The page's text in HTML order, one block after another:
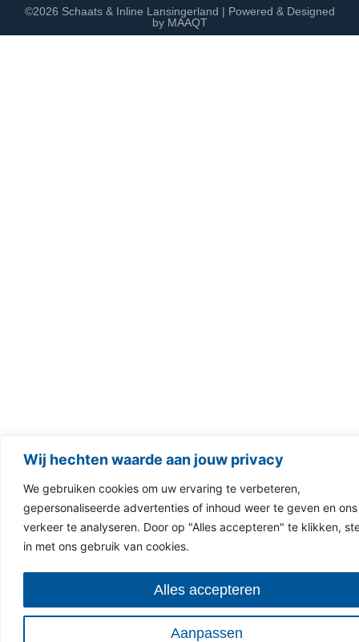
Wij hechten waarde aan jouw privacy
We gebruiken cookies om uw ervaring te verbeteren,
gepersonaliseerde advertenties of inhoud weer te geven en ons
verkeer te analyseren. Door op "Alles accepteren" te klikken,
in met ons gebruik van cookies.
Aanpassen
Alles accepteren
©2026 Schaats & Inline Lansingerland | Powered & Designed
by MAAQT